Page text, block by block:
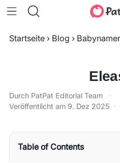
Startseite › Blog ›
Durch PatPat Editorial Team
·
Veröffentlicht am 9. Dez 2025 ·
Table of Contents